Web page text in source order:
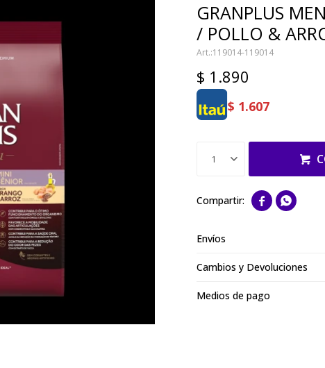
GRANPLUS
/ POLLO &
119014-119014
$ 1.890
$ 1.607
1
 
Envíos
Cambios y Devoluciones
Medios de pago